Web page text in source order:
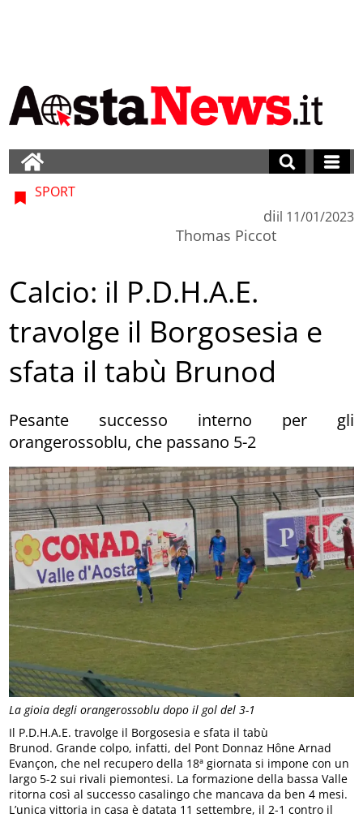
La gioia degli orangerossoblu dopo il gol del 3-1
SPORT
di
Thomas Piccot
il 11/01/2023
Calcio: il P.D.H.A.E.
travolge il Borgosesia e
sfata il tabù Brunod
Pesante successo interno per gli
orangerossoblu, che passano 5-2
Il P.D.H.A.E. travolge il Borgosesia e sfata il tabù
Brunod. Grande colpo, infatti, del Pont Donnaz Hône Arnad
Evançon, che nel recupero della 18ª giornata si impone con un
largo 5-2 sui rivali piemontesi. La formazione della bassa Valle
ritorna così al successo casalingo che mancava da ben 4 mesi.
L’unica vittoria in casa è datata 11 settembre, il 2-1 contro il